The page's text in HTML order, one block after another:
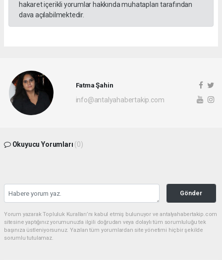
hakaret içerikli yorumlar hakkında muhatapları tarafından
dava açılabilmektedir.
Fatma Şahin
info@antalyahabertakip.com
Okuyucu Yorumları (0)
Gönder
Yorum yazarak Topluluk Kuralları’nı kabul etmiş bulunuyor ve antalyahabertakip.com
sitesine yaptığınız yorumunuzla ilgili doğrudan veya dolaylı tüm sorumluluğu tek
başınıza üstleniyorsunuz. Yazılan tüm yorumlardan site yönetimi hiçbir şekilde
sorumlu tutulamaz.